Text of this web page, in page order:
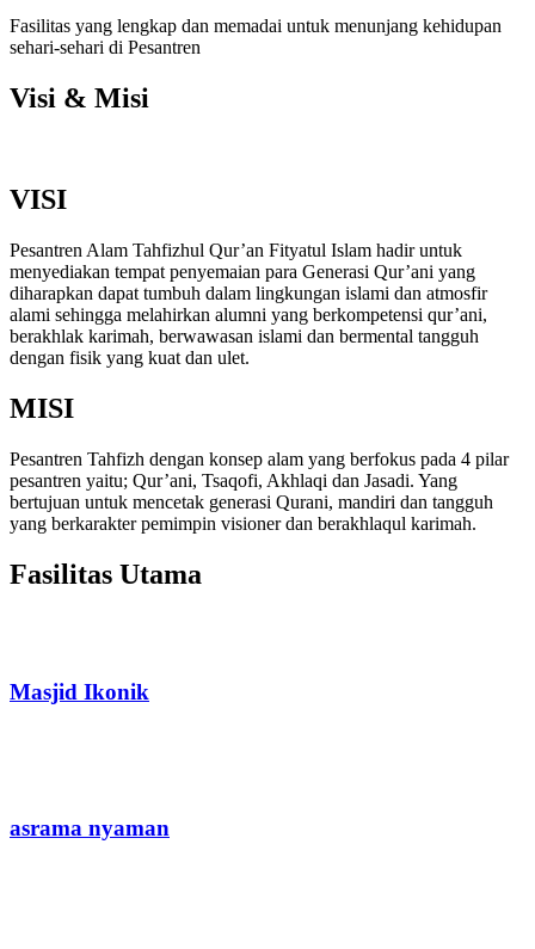
Fasilitas yang lengkap dan memadai untuk menunjang kehidupan
sehari-sehari di Pesantren
Visi & Misi
VISI
Pesantren Alam Tahfizhul Qur’an Fityatul Islam hadir untuk
menyediakan tempat penyemaian para Generasi Qur’ani yang
diharapkan dapat tumbuh dalam lingkungan islami dan atmosfir
alami sehingga melahirkan alumni yang berkompetensi qur’ani,
berakhlak karimah, berwawasan islami dan bermental tangguh
dengan fisik yang kuat dan ulet.
MISI
Pesantren Tahfizh dengan konsep alam yang berfokus pada 4 pilar
pesantren yaitu; Qur’ani, Tsaqofi, Akhlaqi dan Jasadi. Yang
bertujuan untuk mencetak generasi Qurani, mandiri dan tangguh
yang berkarakter pemimpin visioner dan berakhlaqul karimah.
Fasilitas Utama
Masjid Ikonik
asrama nyaman